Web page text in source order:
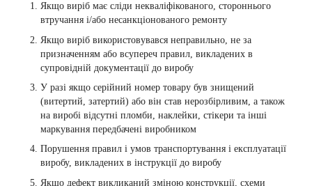
Якщо виріб має сліди некваліфікованого, стороннього
втручання і/або несанкціонованого ремонту
Якщо виріб використовувався неправильно, не за
призначенням або всупереч правил, викладених в
супровідній документації до виробу
У разі якщо серійний номер товару був знищений
(витертий, затертий) або він став нерозбірливим, а також
на виробі відсутні пломби, наклейки, стікери та інші
маркування передбачені виробником
Порушення правил і умов транспортування і експлуатації
виробу, викладених в інструкції до виробу
Якщо дефект викликаний зміною конструкції, схеми